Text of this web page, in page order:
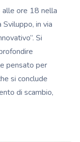
ore 18 nella
in via
Si
pensato per
si conclude
di scambio,